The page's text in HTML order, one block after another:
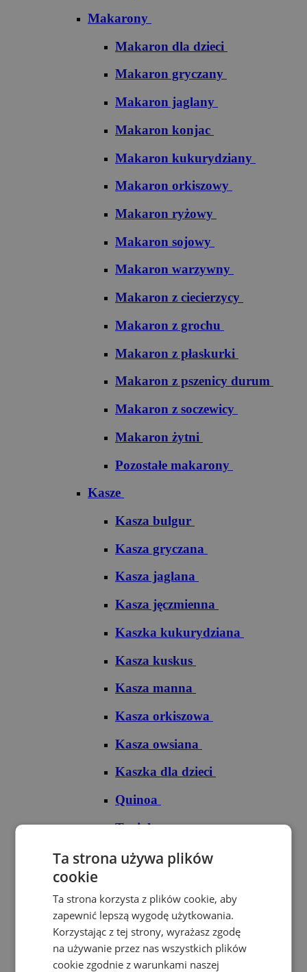
Makarony
Makaron dla dzieci
Makaron gryczany
Makaron jaglany
Makaron konjac
Makaron kukurydziany
Makaron orkiszowy
Makaron ryżowy
Makaron sojowy
Makaron warzywny
Makaron z ciecierzycy
Makaron z grochu
Makaron z płaskurki
Makaron z pszenicy durum
Makaron z soczewicy
Makaron żytni
Pozostałe makarony
Kasze
Kasza bulgur
Kasza gryczana
Kasza jaglana
Kasza jęczmienna
Kaszka kukurydziana
Kasza kuskus
Kasza manna
Kasza orkiszowa
Kasza owsiana
Kaszka dla dzieci
Quinoa
Tapioka
Ryże
Ryż basmati
Ryż biały
Ryż brązowy
Ta strona używa plików
cookie
Ta strona korzysta z plików cookie, aby
zapewnić lepszą wygodę użytkowania.
Korzystając z tej strony, wyrażasz zgodę
na używanie przez nas wszystkich plików
cookie zgodnie z warunkami naszej